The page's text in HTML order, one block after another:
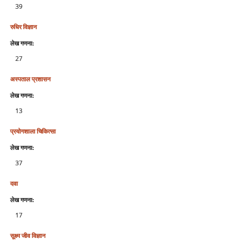
39
रुधिर विज्ञान
लेख गणना:
27
अस्‍पताल प्रशासन
लेख गणना:
13
प्रयोगशाला चिकित्‍सा
लेख गणना:
37
दवा
लेख गणना:
17
सूक्ष्‍म जीव विज्ञान